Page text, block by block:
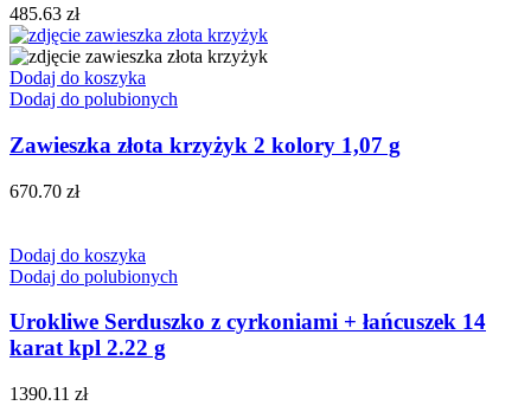
485.63 zł
Dodaj do koszyka
Dodaj do polubionych
Zawieszka złota krzyżyk 2 kolory 1,07 g
670.70 zł
Dodaj do koszyka
Dodaj do polubionych
Urokliwe Serduszko z cyrkoniami + łańcuszek 14
karat kpl 2.22 g
1390.11 zł